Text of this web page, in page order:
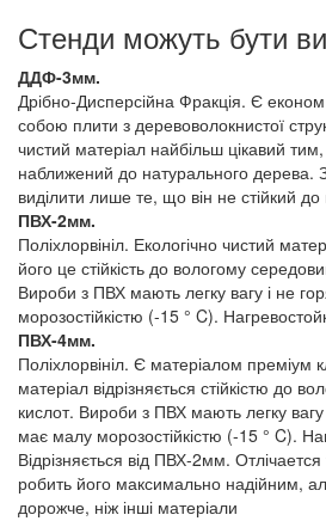
Стенди можуть бути
ДДФ-3мм.
Дрібно-Дисперсійна Фракція. Є
собою плити з деревоволокнистої
чистий матеріал найбільш цікавий
наближений до натурального дерева.
виділити лише те, що він не стійкий
ПВХ-2мм.
Поліхлорвініл. Екологічно чистий
його це стійкість до вологому
Вироби з ПВХ мають легку вагу і не
морозостійкістю (-15 ° C).
ПВХ-4мм.
Поліхлорвініл. Є матеріалом преміум
матеріал відрізняється стійкістю до
кислот. Вироби з ПВХ мають легку вагу
має малу морозостійкістю (-15 ° C).
Відрізняється від ПВХ-2мм.
робить його максимально надійним,
дорожче, ніж інші матеріали